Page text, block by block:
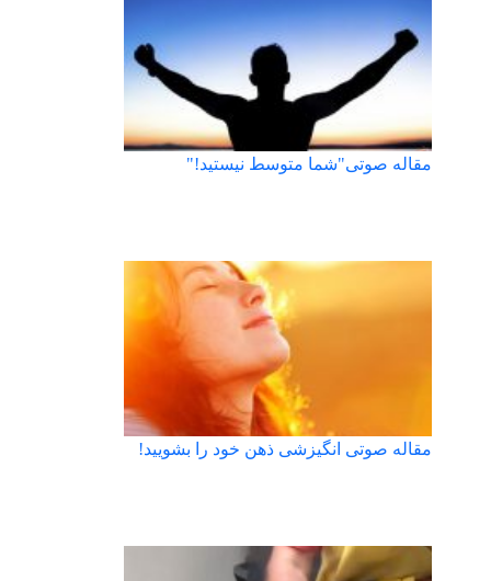
مقاله صوتی"شما متوسط نیستید!"
مقاله صوتی انگیزشی ذهن خود را بشویید!